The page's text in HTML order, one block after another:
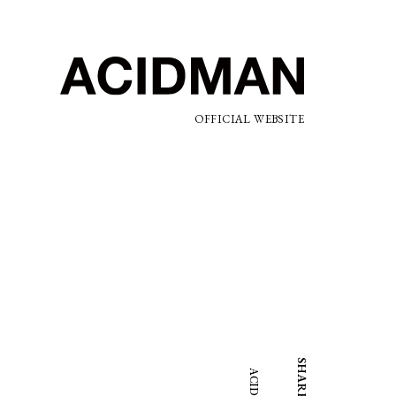
OFFICIAL WEBSITE
SHARE